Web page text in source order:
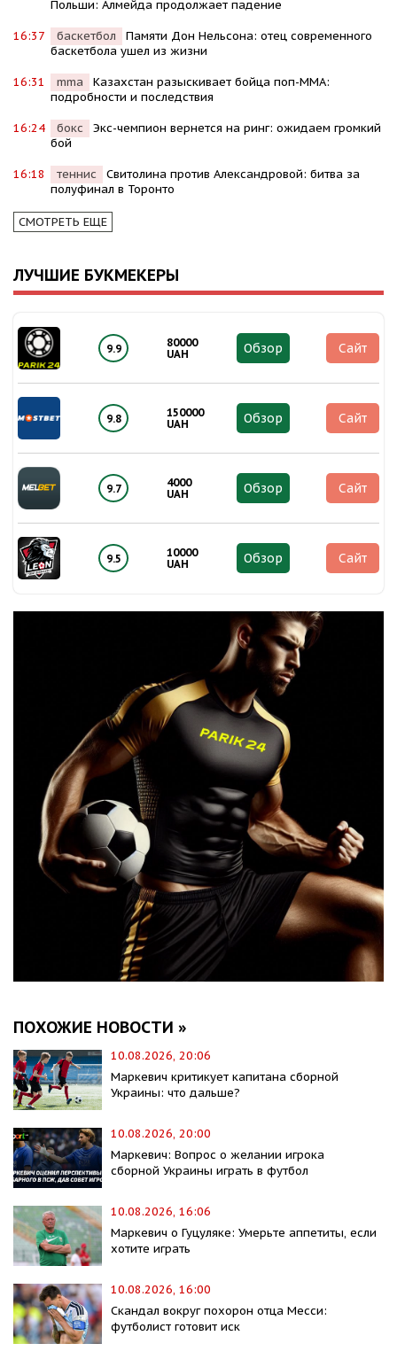
Польши: Алмейда продолжает падение
16:37 баскетбол
Памяти Дон Нельсона: отец современного
баскетбола ушел из жизни
16:31 mma
Казахстан разыскивает бойца поп-MMA:
подробности и последствия
16:24 бокс
Экс-чемпион вернется на ринг: ожидаем громкий
бой
16:18 теннис
Свитолина против Александровой: битва за
полуфинал в Торонто
СМОТРЕТЬ ЕЩЕ
ЛУЧШИЕ БУКМЕКЕРЫ
9.9
80000
UAH
Обзор Сайт
9.8
150000
UAH
Обзор Сайт
9.7
4000
UAH
Обзор Сайт
9.5
10000
UAH
Обзор Сайт
ПОХОЖИЕ НОВОСТИ »
10.08.2026, 20:06
Маркевич критикует капитана сборной
Украины: что дальше?
10.08.2026, 20:00
Маркевич: Вопрос о желании игрока
сборной Украины играть в футбол
10.08.2026, 16:06
Маркевич о Гуцуляке: Умерьте аппетиты, если
хотите играть
10.08.2026, 16:00
Скандал вокруг похорон отца Месси:
футболист готовит иск